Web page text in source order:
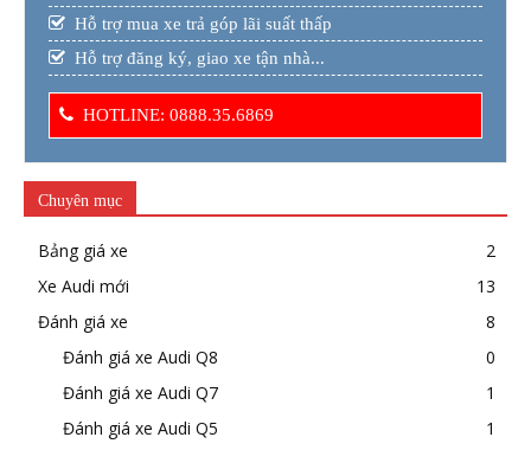
Hỗ trợ mua xe trả góp lãi suất thấp
Hỗ trợ đăng ký, giao xe tận nhà...
HOTLINE: 0888.35.6869
Chuyên mục
Bảng giá xe
2
Xe Audi mới
13
Đánh giá xe
8
Đánh giá xe Audi Q8
0
Đánh giá xe Audi Q7
1
Đánh giá xe Audi Q5
1